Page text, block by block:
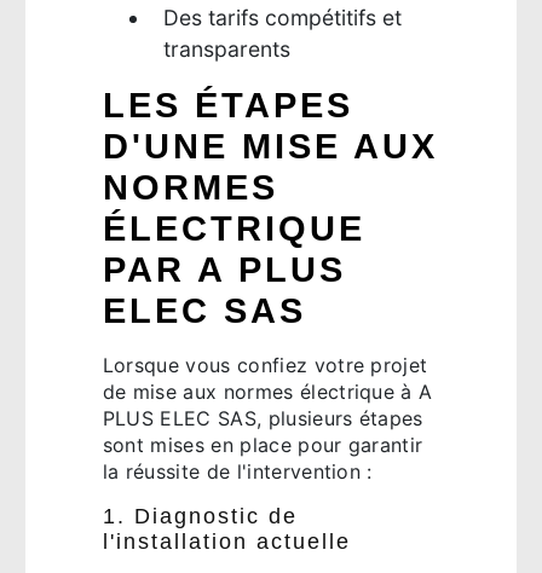
Des tarifs compétitifs et
transparents
LES ÉTAPES
D'UNE MISE AUX
NORMES
ÉLECTRIQUE
PAR A PLUS
ELEC SAS
Lorsque vous confiez votre projet
de mise aux normes électrique à A
PLUS ELEC SAS, plusieurs étapes
sont mises en place pour garantir
la réussite de l'intervention :
1. Diagnostic de
l'installation actuelle